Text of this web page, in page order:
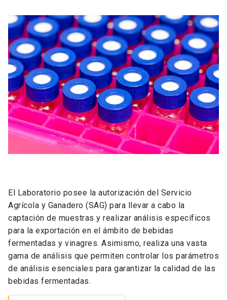
El Laboratorio posee la autorización del Servicio
Agrícola y Ganadero (SAG) para llevar a cabo la
captación de muestras y realizar análisis específicos
para la exportación en el ámbito de bebidas
fermentadas y vinagres. Asimismo, realiza una vasta
gama de análisis que permiten controlar los parámetros
de análisis esenciales para garantizar la calidad de las
bebidas fermentadas.